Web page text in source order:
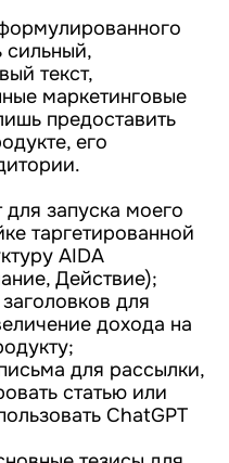
сильный,
текст,
маркетинговые
предоставить
его
запуска моего
таргетированной
AIDA
Действие);
для
дохода на
для рассылки,
статью или
ChatGPT